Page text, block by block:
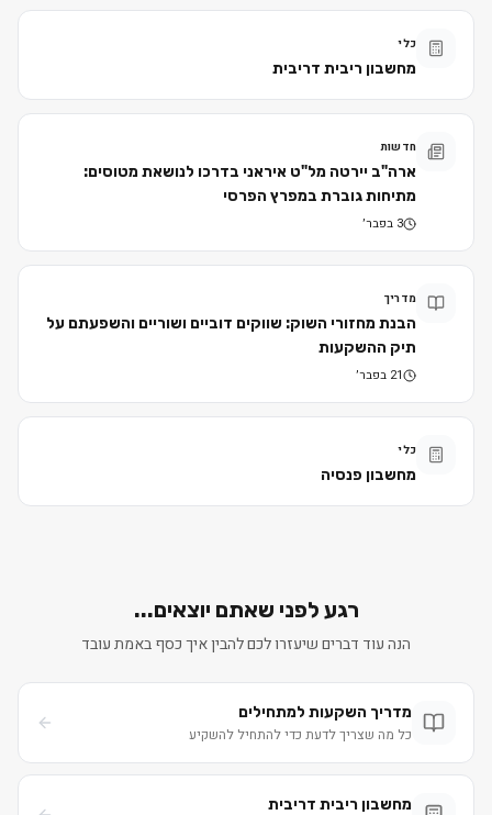
כלי
מחשבון ריבית דריבית
חדשות
ארה"ב יירטה מל"ט איראני בדרכו לנושאת מטוסים:
מתיחות גוברת במפרץ הפרסי
3 בפבר׳
מדריך
הבנת מחזורי השוק: שווקים דוביים ושוריים והשפעתם על
תיק ההשקעות
21 בפבר׳
כלי
מחשבון פנסיה
רגע לפני שאתם יוצאים...
הנה עוד דברים שיעזרו לכם להבין איך כסף באמת עובד
מדריך השקעות למתחילים
כל מה שצריך לדעת כדי להתחיל להשקיע
מחשבון ריבית דריבית